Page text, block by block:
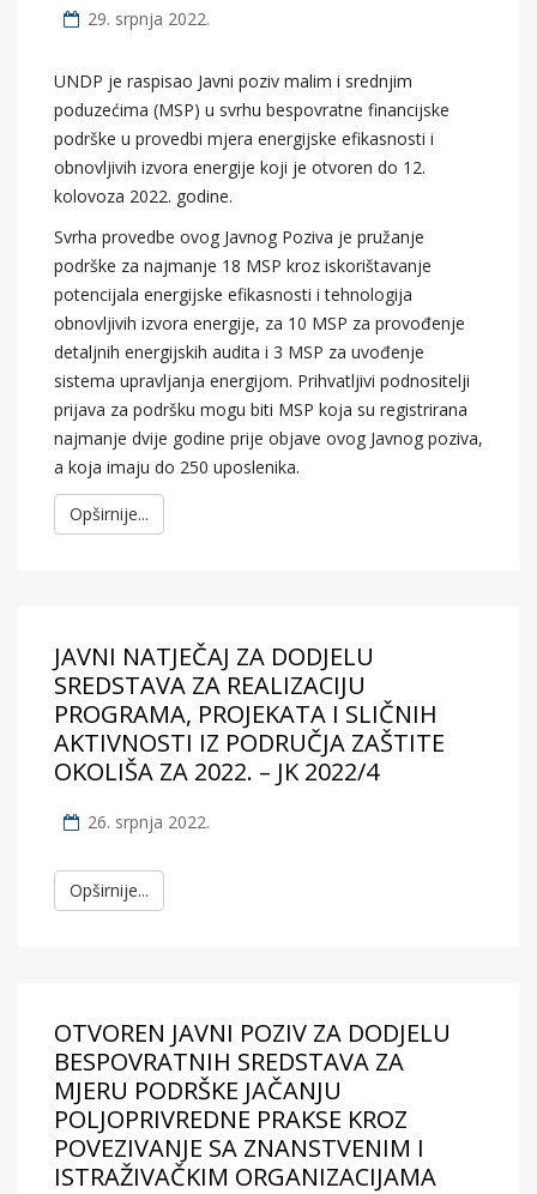
29. srpnja 2022.
UNDP je raspisao Javni poziv malim i srednjim
poduzećima (MSP) u svrhu bespovratne financijske
podrške u provedbi mjera energijske efikasnosti i
obnovljivih izvora energije koji je otvoren do 12.
kolovoza 2022. godine.
Svrha provedbe ovog Javnog Poziva je pružanje
podrške za najmanje 18 MSP kroz iskorištavanje
potencijala energijske efikasnosti i tehnologija
obnovljivih izvora energije, za 10 MSP za provođenje
detaljnih energijskih audita i 3 MSP za uvođenje
sistema upravljanja energijom. Prihvatljivi podnositelji
prijava za podršku mogu biti MSP koja su registrirana
najmanje dvije godine prije objave ovog Javnog poziva,
a koja imaju do 250 uposlenika.
Opširnije...
JAVNI NATJEČAJ ZA DODJELU
SREDSTAVA ZA REALIZACIJU
PROGRAMA, PROJEKATA I SLIČNIH
AKTIVNOSTI IZ PODRUČJA ZAŠTITE
OKOLIŠA ZA 2022. – JK 2022/4
26. srpnja 2022.
Opširnije...
OTVOREN JAVNI POZIV ZA DODJELU
BESPOVRATNIH SREDSTAVA ZA
MJERU PODRŠKE JAČANJU
POLJOPRIVREDNE PRAKSE KROZ
POVEZIVANJE SA ZNANSTVENIM I
ISTRAŽIVAČKIM ORGANIZACIJAMA